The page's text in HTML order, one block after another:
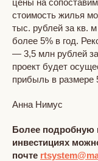
стоимость жилья
тыс. рублей за кв.
более 5% в год.
— 3,5 млн рублей
проект будет
прибыль в размере
Анна Нимус
Более подробную
инвестициях
почте